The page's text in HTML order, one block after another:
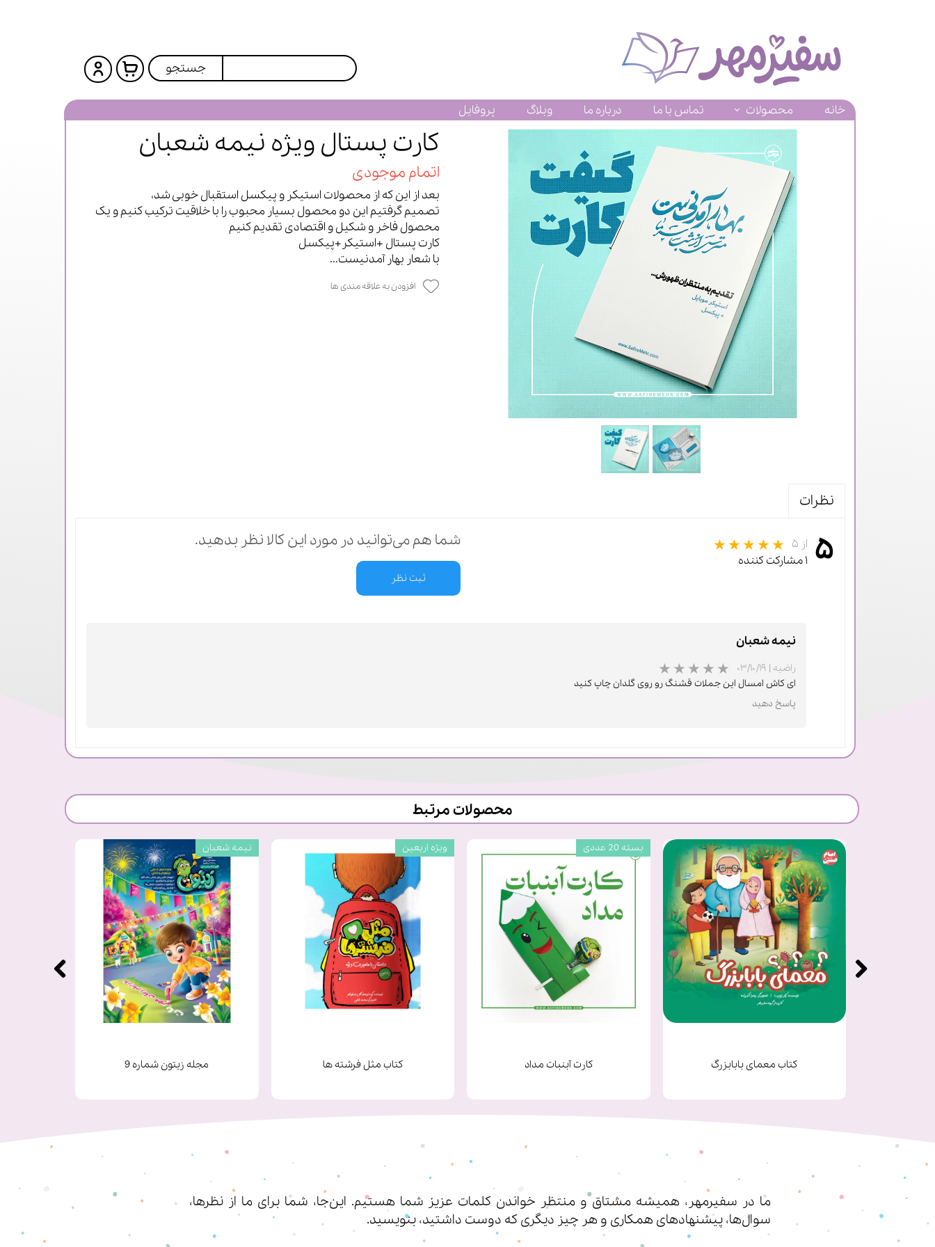
خانه محصولات تماس با ما درباره ما وبلاگ پروفایل
جستجو
کارت پستال ویژه نیمه شعبان
اتمام موجودی
بعد از این که از محصولات استیکر و پیکسل استقبال خوبی شد،
تصمیم گرفتیم این دو محصول بسیار محبوب را با خلاقیت ترکیب کنیم و یک
محصول فاخر و شکیل و اقتصادی تقدیم کنیم
کارت پستال +استیکر+پیکسل
با شعار بهار آمدنیست...
افزودن به علاقه مندی ها
نظرات
۵ از ۵
۱ مشارکت کننده
شما هم می‌توانید در مورد این کالا نظر بدهید.
ثبت نظر
نیمه شعبان
راضیه ۰۳/۱۰/۱۹
ای کاش امسال این جملات قشنگ رو روی گلدان چاپ کنید
پاسخ دهید
محصولات مرتبط
مجله زیتون شماره 9
نیمه شعبان
کتاب مثل فرشته ها
ویژه اربعین
کارت آبنبات مداد
بسته 20 عددی
کتاب معمای بابابزرگ
ما در سفیرمهر، همیشه مشتاق و منتظر خواندن کلمات عزیز شما هستیم. این‌جا، شما برای ما از نظرها،
سوال‌ها، پیشنهادهای همکاری‌ و هر چیز دیگری که دوست داشتید، بنویسید.